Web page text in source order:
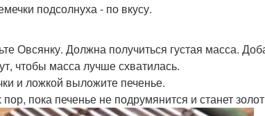
подсолнуха - по вкусу.
Овсянку. Должна получиться густая масса.
чтобы масса лучше схватилась.
и ложкой выложите печенье.
пока печенье не подрумянится и станет